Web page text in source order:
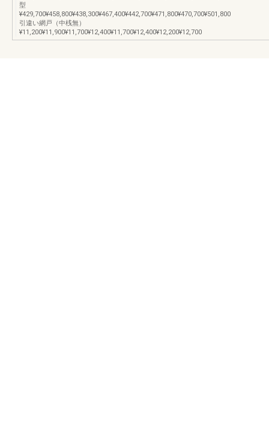
型
¥429,700¥458,800¥438,300¥467,400¥442,700¥471,800¥470,700¥501,800
引違い網戸（中桟無）
¥11,200¥11,900¥11,700¥12,400¥11,700¥12,400¥12,200¥12,700